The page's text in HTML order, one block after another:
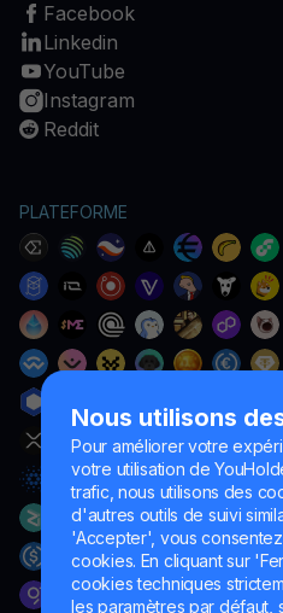
Nous utilisons
Pour améliorer votre
votre utilisation de
trafic, nous utilisons des
d'autres outils de suivi
'Accepter', vous
cookies. En cliquant sur
cookies techniques
les paramètres par défaut,
Facebook
Linkedin
YouTube
Instagram
Reddit
PLATEFORME